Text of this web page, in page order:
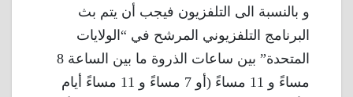
و بالنسبة الى التلفزيون فيجب أن يتم بث
البرنامج التلفزيوني المرشح في “الولايات
المتحدة” بين ساعات الذروة ما بين الساعة 8
مساءً و 11 مساءً (أو 7 مساءً و 11 مساءً أيام